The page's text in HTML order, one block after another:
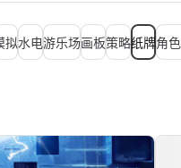
拟水电游乐场画板策略纸牌角